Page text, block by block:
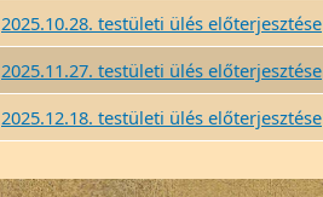
2025.10.28. testületi ülés előterjesztése
2025.11.27. testületi ülés előterjesztése
2025.12.18. testületi ülés előterjesztése